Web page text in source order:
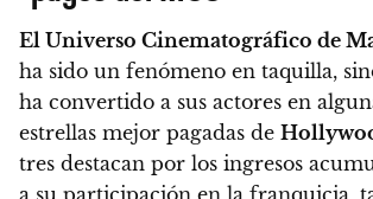
El Universo Cinematográfico de
ha sido un fenómeno en taquilla,
ha convertido a sus actores en
estrellas mejor pagadas de
tres destacan por los ingresos
a su participación en la franquicia,